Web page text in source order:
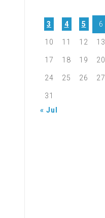
3 4 5 6
10 11 12 13
17 18 19 20
24 25 26 27
31
« Jul